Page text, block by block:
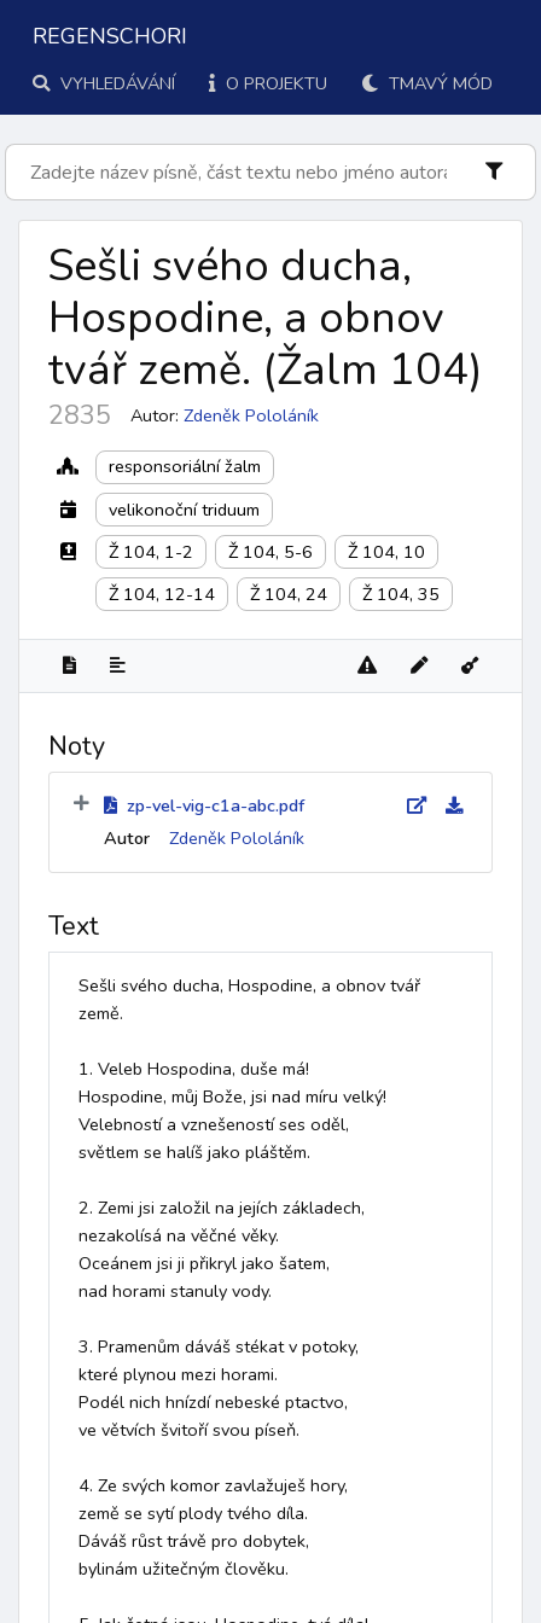
REGENSCHORI
VYHLEDÁVÁNÍ O PROJEKTU TMAVÝ MÓD
Sešli svého ducha,
Hospodine, a obnov
tvář země. (Žalm 104)
2835 Autor: Zdeněk Pololáník
responsoriální žalm
velikonoční triduum
Ž 104, 1-2
Ž 104, 5-6
Ž 104, 10
Ž 104, 12-14
Ž 104, 24 Ž 104, 35
Noty
zp-vel-vig-c1a-abc.pdf
Autor
Zdeněk Pololáník
Text
Sešli svého ducha, Hospodine, a obnov tvář
země.
1. Veleb Hospodina, duše má!
Hospodine, můj Bože, jsi nad míru velký!
Velebností a vznešeností ses oděl,
světlem se halíš jako pláštěm.
2. Zemi jsi založil na jejích základech,
nezakolísá na věčné věky.
Oceánem jsi ji přikryl jako šatem,
nad horami stanuly vody.
3. Pramenům dáváš stékat v potoky,
které plynou mezi horami.
Podél nich hnízdí nebeské ptactvo,
ve větvích švitoří svou píseň.
4. Ze svých komor zavlažuješ hory,
země se sytí plody tvého díla.
Dáváš růst trávě pro dobytek,
bylinám užitečným člověku.